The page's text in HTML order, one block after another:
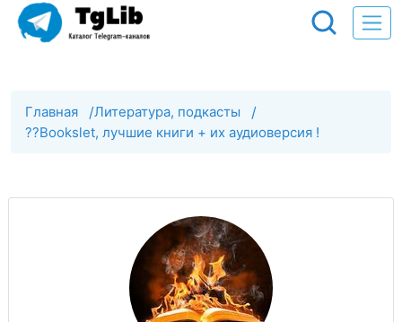
Главная /Литература, подкасты /
??Bookslet, лучшие книги + их аудиоверсия !